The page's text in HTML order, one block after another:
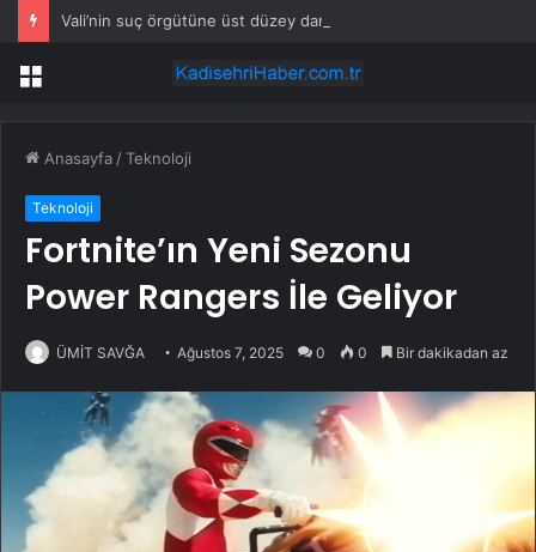
Vali’nin suç örgütüne üst düzey darbe
Menü
Anasayfa /Teknoloji
Teknoloji
Fortnite’ın Yeni Sezonu
Power Rangers İle Geliyor
ÜMİT SAVĞA Ağustos 7, 2025 0 0 Bir dakikadan az